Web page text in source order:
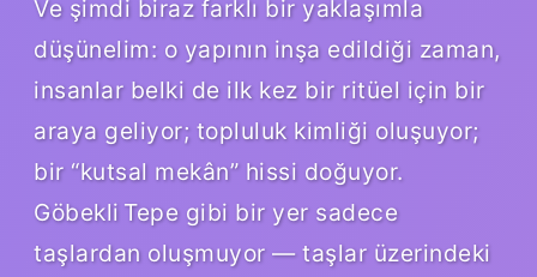
Ve şimdi biraz farklı bir yaklaşımla
düşünelim: o yapının inşa edildiği zaman,
insanlar belki de ilk kez bir ritüel için bir
araya geliyor; topluluk kimliği oluşuyor;
bir “kutsal mekân” hissi doğuyor.
Göbekli Tepe gibi bir yer sadece
taşlardan oluşmuyor — taşlar üzerindeki